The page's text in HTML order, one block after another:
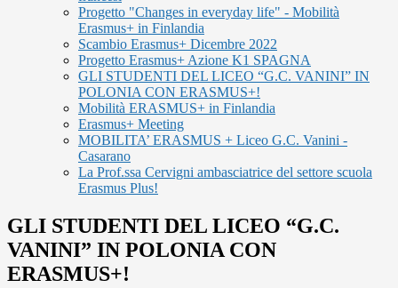
Progetto "Changes in everyday life" - Mobilità
Erasmus+ in Finlandia
Scambio Erasmus+ Dicembre 2022
Progetto Erasmus+ Azione K1 SPAGNA
GLI STUDENTI DEL LICEO “G.C. VANINI” IN
POLONIA CON ERASMUS+!
Mobilità ERASMUS+ in Finlandia
Erasmus+ Meeting
MOBILITA’ ERASMUS + Liceo G.C. Vanini -
Casarano
La Prof.ssa Cervigni ambasciatrice del settore scuola
Erasmus Plus!
GLI STUDENTI DEL LICEO “G.C.
VANINI” IN POLONIA CON
ERASMUS+!